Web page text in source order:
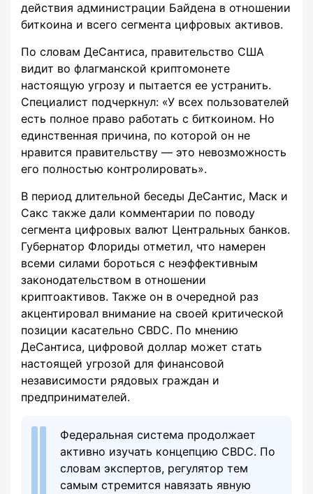
действия администрации Байдена в отношении
биткоина и всего сегмента цифровых активов.
По словам ДеСантиса, правительство США
видит во флагманской криптомонете
настоящую угрозу и пытается ее устранить.
Специалист подчеркнул: «У всех пользователей
есть полное право работать с биткоином. Но
единственная причина, по которой он не
нравится правительству — это невозможность
его полностью контролировать».
В период длительной беседы ДеСантис, Маск и
Сакс также дали комментарии по поводу
сегмента цифровых валют Центральных банков.
Губернатор Флориды отметил, что намерен
всеми силами бороться с неэффективным
законодательством в отношении
криптоактивов. Также он в очередной раз
акцентировал внимание на своей критической
позиции касательно CBDC. По мнению
ДеСантиса, цифровой доллар может стать
настоящей угрозой для финансовой
независимости рядовых граждан и
предпринимателей.
Федеральная система продолжает
активно изучать концепцию CBDC. По
словам экспертов, регулятор тем
самым стремится навязать явную